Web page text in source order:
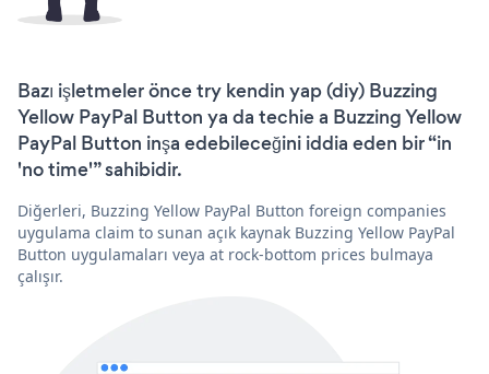
Bazı işletmeler önce try kendin yap (diy) Buzzing
Yellow PayPal Button ya da techie a Buzzing Yellow
PayPal Button inşa edebileceğini iddia eden bir “in
'no time'” sahibidir.
Diğerleri, Buzzing Yellow PayPal Button foreign companies
uygulama claim to sunan açık kaynak Buzzing Yellow PayPal
Button uygulamaları veya at rock-bottom prices bulmaya
çalışır.